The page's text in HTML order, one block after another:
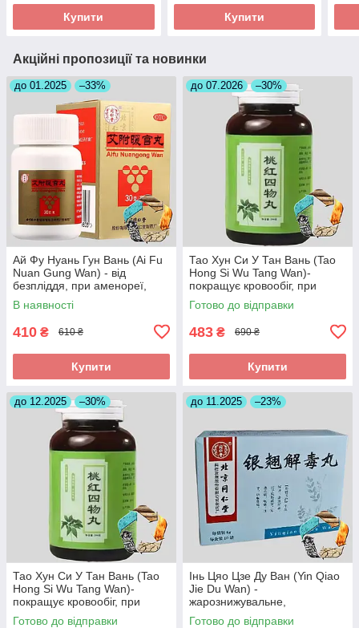
Купити Купити
Акційні пропозиції та новинки
до 01.2025 –33%
Ай Фу Нуань Гун Вань (Ai Fu
Nuan Gung Wan) - від
безпліддя, при аменореї,
загрозі викидня
В наявності
410 ₴ 610 ₴
Купити
до 07.2026 –30%
Тао Хун Си У Тан Вань (Tao
Hong Si Wu Tang Wan)-
покращує кровообіг, при
інсульті, головних болях
Готово до відправки
483 ₴ 690 ₴
Купити
до 12.2025 –30%
Тао Хун Си У Тан Вань (Tao
Hong Si Wu Tang Wan)-
покращує кровообіг, при
інсульті, головних болях
Готово до відправки
до 11.2025 –23%
Інь Цяо Цзе Ду Ван (Yin Qiao
Jie Du Wan) -
жарознижувальне,
протизапальне,антиалергічне
Готово до відправки